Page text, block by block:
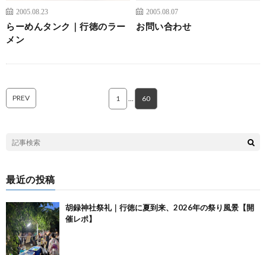
2005.08.23
らーめんタンク｜行徳のラー
メン
2005.08.07
お問い合わせ
PREV 1 … 60
最近の投稿
胡録神社祭礼｜行徳に夏到来、2026年の祭り風景【開
催レポ】